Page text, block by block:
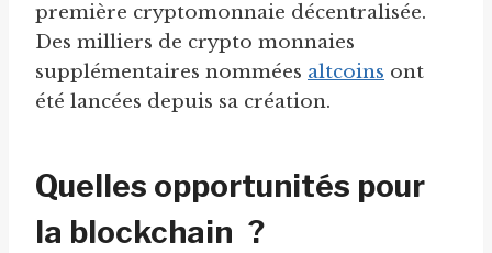
première cryptomonnaie décentralisée.
Des milliers de crypto monnaies
supplémentaires nommées altcoins ont
été lancées depuis sa création.
Quelles opportunités pour
la blockchain ?